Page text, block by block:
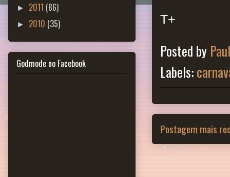
T+
Posted by
Labels:
Postagem mais
► 2011 (86)
► 2010 (35)
Godmode no Facebook